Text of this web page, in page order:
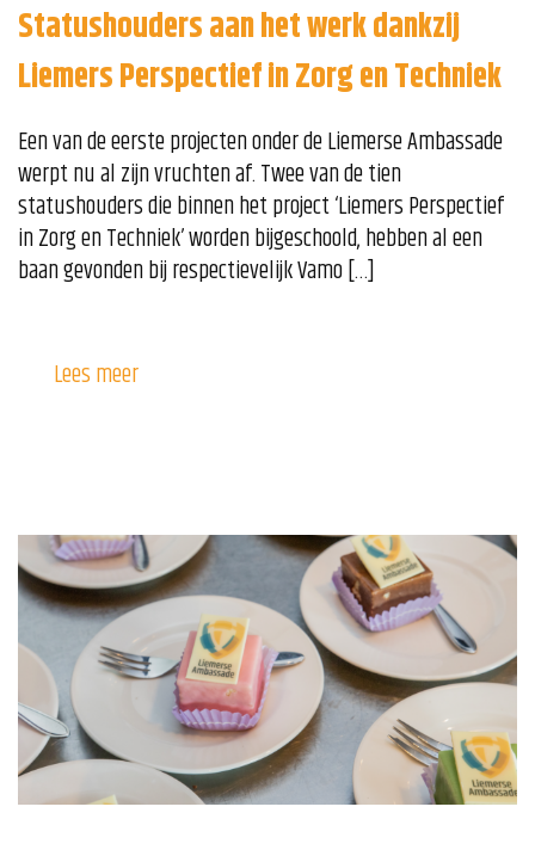
Statushouders aan het werk dankzij
Liemers Perspectief in Zorg en Techniek
Een van de eerste projecten onder de Liemerse Ambassade
werpt nu al zijn vruchten af. Twee van de tien
statushouders die binnen het project ‘Liemers Perspectief
in Zorg en Techniek’ worden bijgeschoold, hebben al een
baan gevonden bij respectievelijk Vamo […]
Lees meer